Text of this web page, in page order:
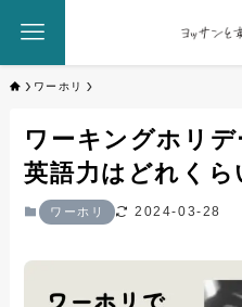
ワーホリ
ワーキングホリ
英語力はどれくら
ワーホリ 2024-03-28